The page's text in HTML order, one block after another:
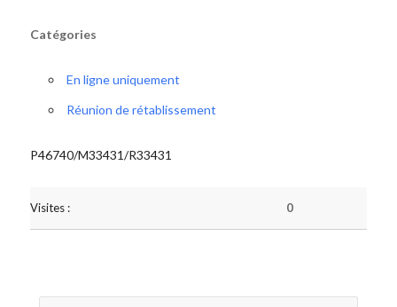
Catégories
En ligne uniquement
Réunion de rétablissement
P46740/M33431/R33431
Visites : 0